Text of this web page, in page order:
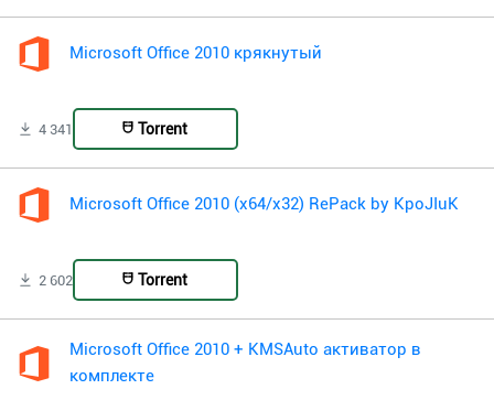
Microsoft Office 2010 крякнутый
4 341 Torrent
Microsoft Office 2010 (x64/x32) RePack by KpoJIuK
2 602 Torrent
Microsoft Office 2010 + KMSAuto активатор в
комплекте